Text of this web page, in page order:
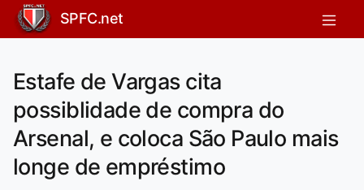
SPFC.net
Estafe de Vargas cita
possiblidade de compra do
Arsenal, e coloca São Paulo mais
longe de empréstimo